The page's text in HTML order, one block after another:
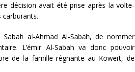
décision avait été prise après la volte-
carburants.
al-Ahmad Al-Sabah, de nommer
L’émir Al-Sabah va donc pouvoir
de la famille régnante au Koweït, de